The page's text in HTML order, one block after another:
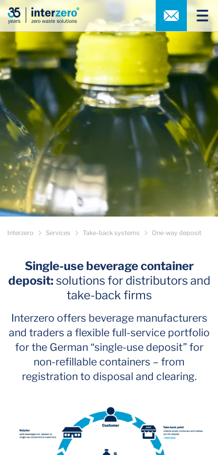
Interzero Services Take-back systems One-way deposit
Single-use beverage container
deposit: solutions for distributors and
take-back firms
Interzero offers beverage manufacturers
and traders a flexible full-service portfolio
for the German “single-use deposit” for
non-refillable containers – from
registration to disposal and clearing.